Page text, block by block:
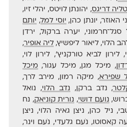
טליה דריגס, יהונתן לויטס, יהלי זיו,
האוזר, יונתן כהן, יוסי למל, יותם
יערה ברקול, ירדן
הלוי, ליאור ליפשיץ, ליה אופיר,
לביא טורקניץ׳, לירון לוי,
, מיכל מגן, מיכל עגור, מיכל
שפירא, מיקה רמון, מירב לרך,
, נדב ברקן, נדב הלוי, נואל
נועם דושי, נורית קוניאק, נח
ניל כהן, ניצן גאיה הלוי, ניצן
קאסוטו, נֹעם גלעדי, נֹעם וינר,